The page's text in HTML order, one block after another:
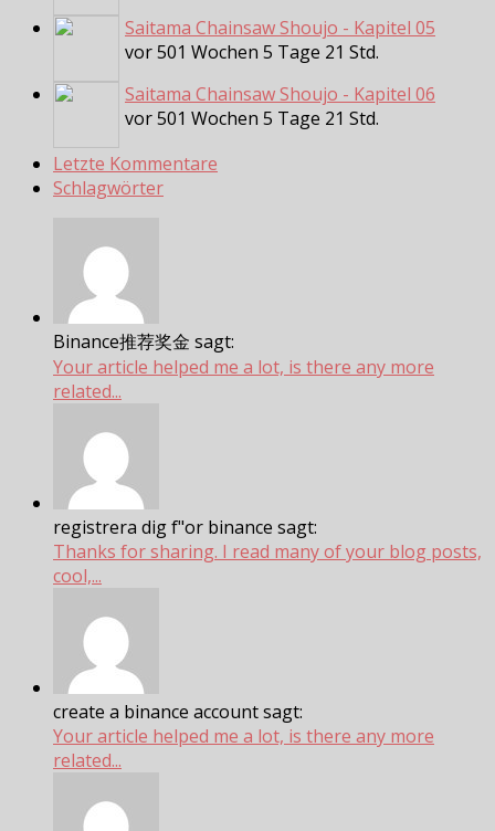
Saitama Chainsaw Shoujo - Kapitel 05
vor 501 Wochen 5 Tage 21 Std.
Saitama Chainsaw Shoujo - Kapitel 06
vor 501 Wochen 5 Tage 21 Std.
Letzte Kommentare
Schlagwörter
Binance推荐奖金 sagt:
Your article helped me a lot, is there any more
related...
registrera dig f"or binance sagt:
Thanks for sharing. I read many of your blog posts,
cool,...
create a binance account sagt:
Your article helped me a lot, is there any more
related...